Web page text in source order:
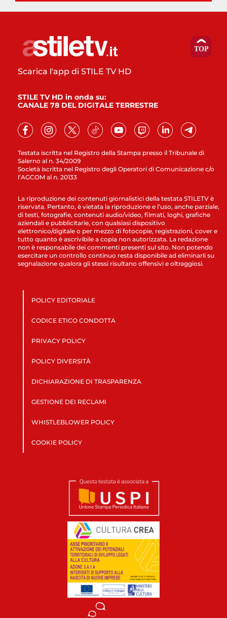
Testata iscritta nel Registro della Stampa presso il Tribunale di
Salerno al n. 34/2009
Società iscritta nel Registro degli Operatori di Comunicazione c/o
l’AGCOM al n. 20133
Scarica l'app di STILE TV HD
STILE TV HD in onda su:
CANALE 78 DEL DIGITALE TERRESTRE
La riproduzione dei contenuti giornalistici della testata STILETV è
riservata. Pertanto, è vietata la riproduzione e l’uso, anche parziale,
di testi, fotografie, contenuti audio/video, filmati, loghi, grafiche
aziendali e pubblicitarie, con qualsiasi dispositivo
elettronico/digitale o per mezzo di fotocopie, registrazioni, cover e
tutto quanto è ascrivibile a copia non autorizzata. La redazione
non è responsabile dei commenti presenti sul sito. Non potendo
esercitare un controllo continuo resta disponibile ad eliminarli su
segnalazione qualora gli stessi risultano offensivi e oltraggiosi.
POLICY EDITORIALE
CODICE ETICO CONDOTTA
PRIVACY POLICY
POLICY DIVERSITÀ
DICHIARAZIONE DI TRASPARENZA
GESTIONE DEI RECLAMI
WHISTLEBLOWER POLICY
COOKIE POLICY